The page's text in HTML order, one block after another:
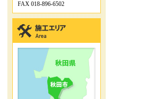
FAX 018-896-6502